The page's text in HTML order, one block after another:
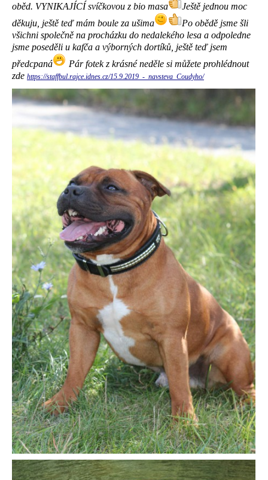
oběd. VYNIKAJÍCÍ svíčkovou z bio masa
Ještě jednou moc
děkuju, ještě teď mám boule za ušima
Po obědě jsme šli
všichni společně na procházku do nedalekého lesa a odpoledne
jsme poseděli u kafča a výborných dortíků, ještě teď jsem
předcpaná
Pár fotek z krásné neděle si můžete prohlédnout
zde https://staffbul.rajce.idnes.cz/15.9.2019_-_navsteva_Coudyho/